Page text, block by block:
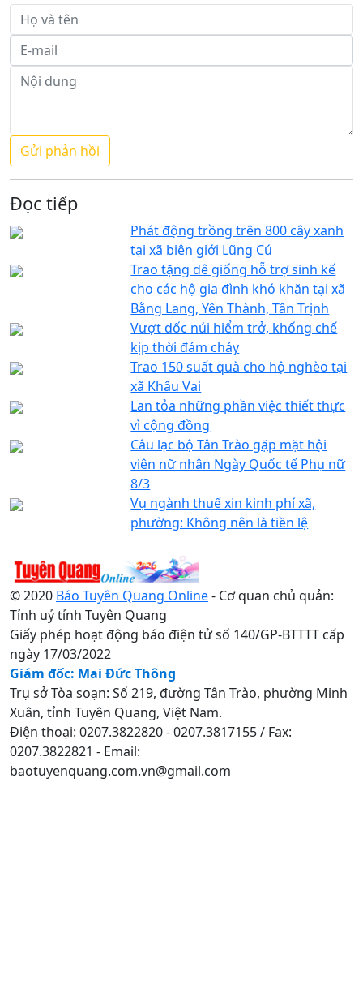
Đọc tiếp
Phát động trồng trên 800 cây xanh
tại xã biên giới Lũng Cú
Trao tặng dê giống hỗ trợ sinh kế
cho các hộ gia đình khó khăn tại xã
Bằng Lang, Yên Thành, Tân Trịnh
Vượt dốc núi hiểm trở, khống chế
kịp thời đám cháy
Trao 150 suất quà cho hộ nghèo tại
xã Khâu Vai
Lan tỏa những phần việc thiết thực
vì cộng đồng
Câu lạc bộ Tân Trào gặp mặt hội
viên nữ nhân Ngày Quốc tế Phụ nữ
8/3
Vụ ngành thuế xin kinh phí xã,
phường: Không nên là tiền lệ
© 2020 Báo Tuyên Quang Online- Cơ quan chủ quản:
Tỉnh uỷ tỉnh Tuyên Quang
Giấy phép hoạt động báo điện tử số 140/GP-BTTTT cấp
ngày 17/03/2022
Giám đốc: Mai Đức Thông
Trụ sở Tòa soạn: Số 219, đường Tân Trào, phường Minh
Xuân, tỉnh Tuyên Quang, Việt Nam.
Điện thoại: 0207.3822820 - 0207.3817155 / Fax:
0207.3822821 - Email:
baotuyenquang.com.vn@gmail.com